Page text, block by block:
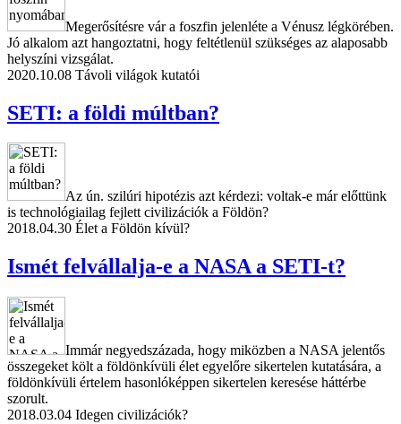
Megerősítésre vár a foszfin jelenléte a Vénusz légkörében.
Jó alkalom azt hangoztatni, hogy feltétlenül szükséges az alaposabb
helyszíni vizsgálat.
2020.10.08 Távoli világok kutatói
SETI: a földi múltban?
Az ún. szilúri hipotézis azt kérdezi: voltak-e már előttünk
is technológiailag fejlett civilizációk a Földön?
2018.04.30 Élet a Földön kívül?
Ismét felvállalja-e a NASA a SETI-t?
Immár negyedszázada, hogy miközben a NASA jelentős
összegeket költ a földönkívüli élet egyelőre sikertelen kutatására, a
földönkívüli értelem hasonlóképpen sikertelen keresése háttérbe
szorult.
2018.03.04 Idegen civilizációk?